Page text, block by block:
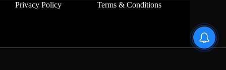
Privacy Policy Terms & Conditions